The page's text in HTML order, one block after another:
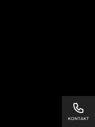
KONTAKT